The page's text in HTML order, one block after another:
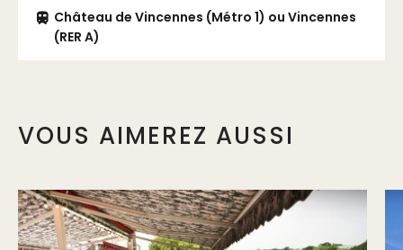
Château de Vincennes (Métro 1) ou Vincennes
(RER A)
VOUS AIMEREZ AUSSI